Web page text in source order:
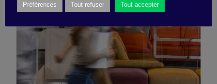
Préférences Tout refuser Tout accepter